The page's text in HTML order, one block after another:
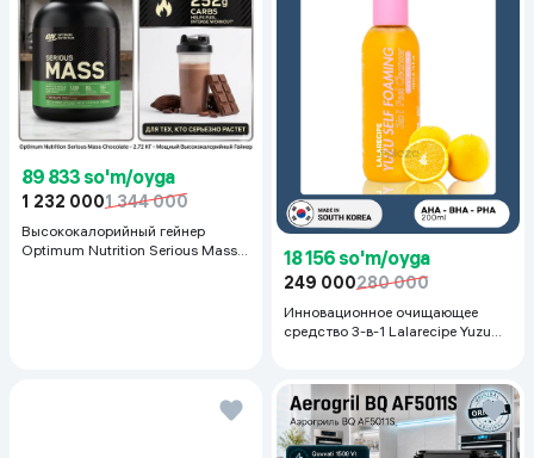
89 833 so'm/oyga
1 232 0001 344 000
Высококалорийный гейнер
Optimum Nutrition Serious Mass,
18 156 so'm/oyga
249 000280 000
Инновационное очищающее
средство 3-в-1 Lalarecipe Yuzu